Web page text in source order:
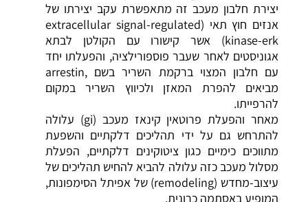
יצירת חלבון מעכב זה מתאפשרת עקב יצירתו של
אנזים חוץ תאי (extracellular signal-regulated
kinase-erk) אשר קישורו עם הקולטן לבתא
אגוניסטים לאחר שעבר פוספורילציה, והפעלתו יחד
עם חלבון המצוי ברקמת השריר בשם ,arrestin
מביאים להפרת המאזן ולכיווץ השריר במקום
להרפייתו.
מאחר והפעלת פרוטאין קינאז מעכב (gi) עלולה
להתרחש גם על ידי תהליכים דלקתיים והשפעת
מתווכים כימיים כגון ציטוקינים דלקתיים, הפעלת
מסלול מעכב כזה עלולה להביא להחיש תהליכים של
עיצוב-מחדש (remodeling) של אפיתל הסימפונות,
המופיע באסתמה כרונית.